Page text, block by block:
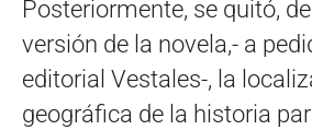
Posteriormente, se quitó,
versión de la novela,- a
editorial Vestales-, la
geográfica de la historia